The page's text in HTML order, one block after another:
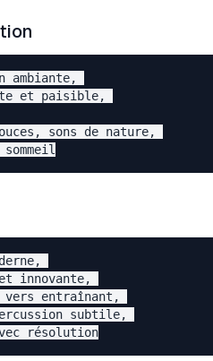
ambiante,
et paisible,
sons de nature,
innovante,
vers entraînant,
subtile,